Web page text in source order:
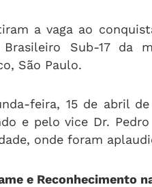
a vaga ao
Brasileiro Sub-17 da
São Paulo.
feira, 15 de abril
e pelo vice Dr.
onde foram
e Reconhecimento